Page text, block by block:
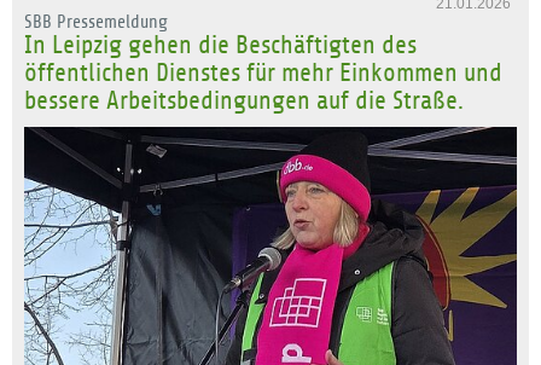
21.01.2026
SBB Pressemeldung
In Leipzig gehen die Beschäftigten des
öffentlichen Dienstes für mehr Einkommen und
bessere Arbeitsbedingungen auf die Straße.